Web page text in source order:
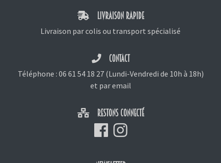
LIVRAISON RAPIDE
Livraison par colis ou transport spécialisé
CONTACT
Téléphone : 06 61 54 18 27(Lundi-Vendredi de 10h à 18h)
et par email
RESTONS CONNECTÉ